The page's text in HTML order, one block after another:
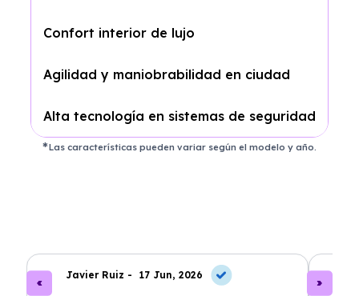
Confort interior de lujo
Agilidad y maniobrabilidad en ciudad
Alta tecnología en sistemas de seguridad
Las características pueden variar según el modelo y año.
Javier Ruiz - 17 Jun, 2026